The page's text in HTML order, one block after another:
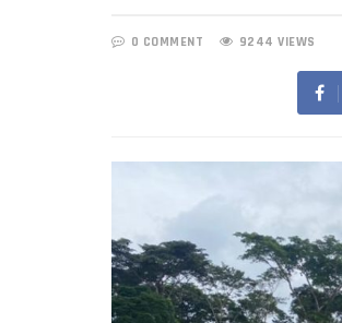
0 COMMENT 9244 VIEWS